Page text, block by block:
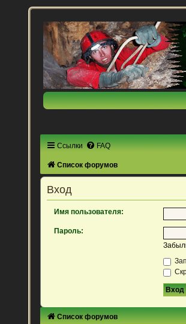
Ссылки FAQ
Список форумов
Вход
Имя пользователя:
Пароль:
Список форумов